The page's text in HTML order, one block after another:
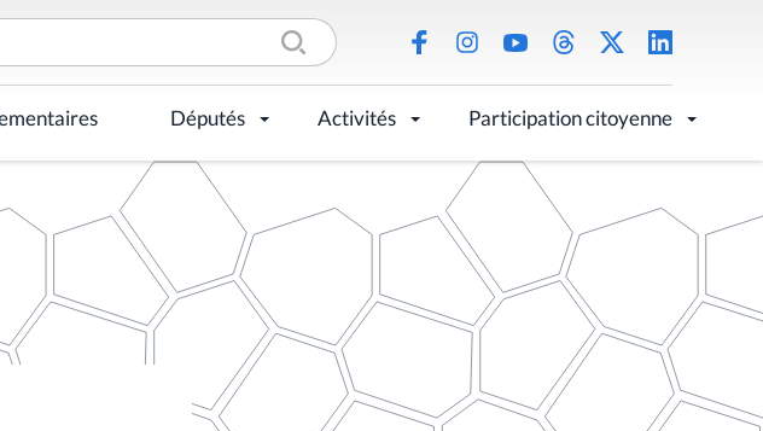
Députés Activités Participation citoyenne